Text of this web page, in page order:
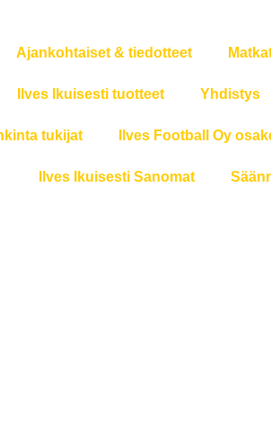
Ajankohtaiset & tiedotteet
Ilves Ikuisesti tuotteet Yhdistys
tukijat Ilves Football Oy
Ilves Ikuisesti Sanomat